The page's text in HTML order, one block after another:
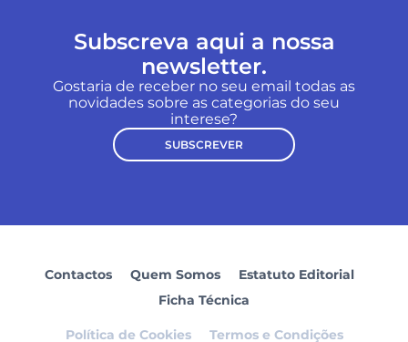
Subscreva aqui a nossa
newsletter.
Gostaria de receber no seu email todas as
novidades sobre as categorias do seu
interese?
SUBSCREVER
Contactos Quem Somos
Estatuto Editorial
Ficha Técnica
Política de Cookies Termos e Condições